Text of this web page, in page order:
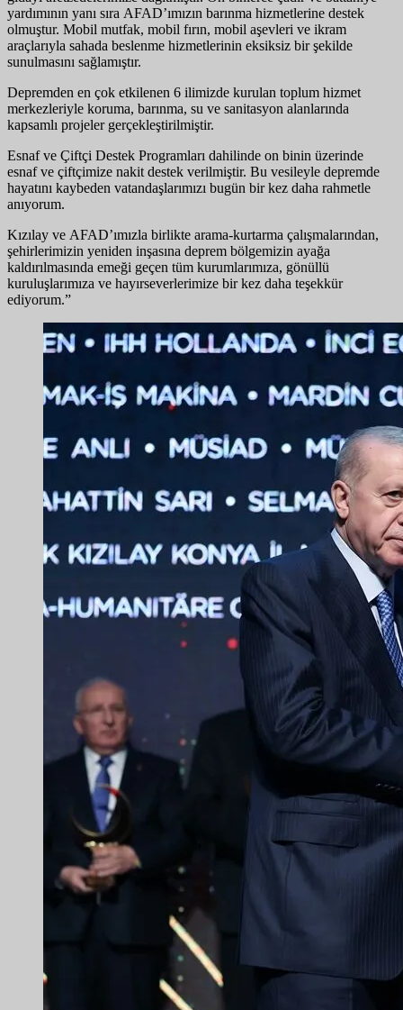
yardımının yanı sıra AFAD’ımızın barınma hizmetlerine destek
olmuştur. Mobil mutfak, mobil fırın, mobil aşevleri ve ikram
araçlarıyla sahada beslenme hizmetlerinin eksiksiz bir şekilde
sunulmasını sağlamıştır.
Depremden en çok etkilenen 6 ilimizde kurulan toplum hizmet
merkezleriyle koruma, barınma, su ve sanitasyon alanlarında
kapsamlı projeler gerçekleştirilmiştir.
Esnaf ve Çiftçi Destek Programları dahilinde on binin üzerinde
esnaf ve çiftçimize nakit destek verilmiştir. Bu vesileyle depremde
hayatını kaybeden vatandaşlarımızı bugün bir kez daha rahmetle
anıyorum.
Kızılay ve AFAD’ımızla birlikte arama-kurtarma çalışmalarından,
şehirlerimizin yeniden inşasına deprem bölgemizin ayağa
kaldırılmasında emeği geçen tüm kurumlarımıza, gönüllü
kuruluşlarımıza ve hayırseverlerimize bir kez daha teşekkür
ediyorum.”